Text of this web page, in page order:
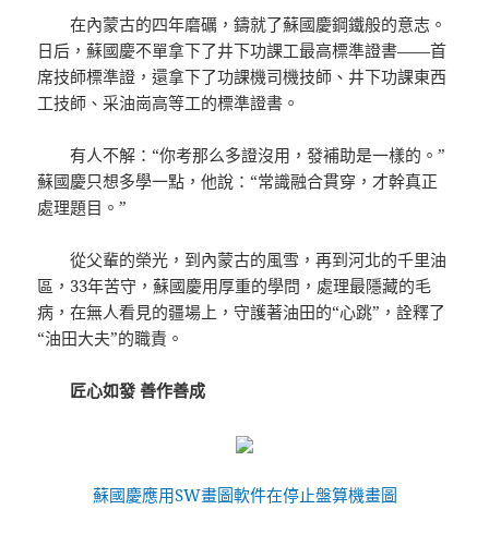
在內蒙古的四年磨礪，鑄就了蘇國慶鋼鐵般的意志。
日后，蘇國慶不單拿下了井下功課工最高標準證書——首
席技師標準證，還拿下了功課機司機技師、井下功課東西
工技師、采油崗高等工的標準證書。
有人不解：“你考那么多證沒用，發補助是一樣的。”
蘇國慶只想多學一點，他說：“常識融合貫穿，才幹真正
處理題目。”
從父輩的榮光，到內蒙古的風雪，再到河北的千里油
區，33年苦守，蘇國慶用厚重的學問，處理最隱藏的毛
病，在無人看見的疆場上，守護著油田的“心跳”，詮釋了
“油田大夫”的職責。
匠心如發 善作善成
蘇國慶應用SW畫圖軟件在停止盤算機畫圖